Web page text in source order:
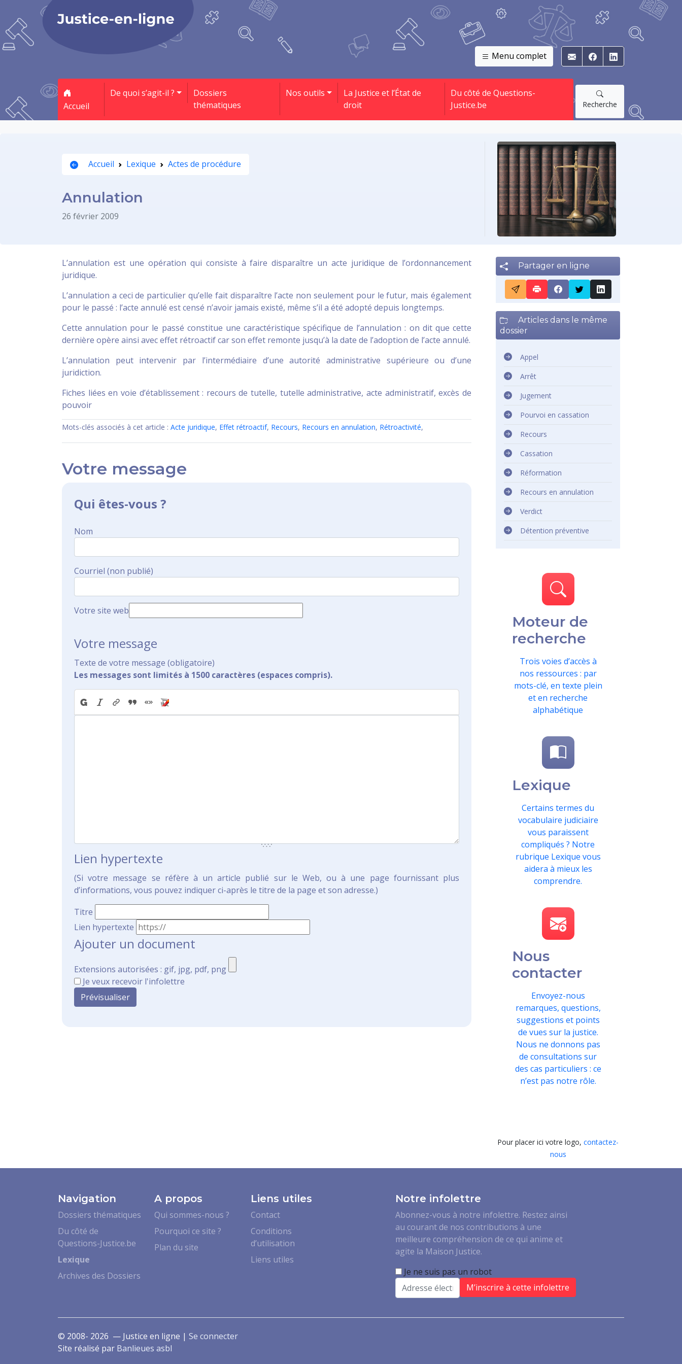
Menu complet E-mail Facebook
Accueil
De quoi s’agit-il ?
Dossiers
thématiques
Nos outils
La Justice et l’État de
droit
Du côté de Questions-
Justice.be
Recherche
Accueil Lexique Actes de procédure
Annulation
26 février 2009
L’annulation est une opération qui consiste à faire disparaître un acte juridique de l’ordonnancement
juridique.
L’annulation a ceci de particulier qu’elle fait disparaître l’acte non seulement pour le futur, mais également
pour le passé : l’acte annulé est censé n’avoir jamais existé, même s’il a été adopté depuis longtemps.
Cette annulation pour le passé constitue une caractéristique spécifique de l’annulation : on dit que cette
dernière opère ainsi avec effet rétroactif car son effet remonte jusqu’à la date de l’adoption de l’acte annulé.
L’annulation peut intervenir par l’intermédiaire d’une autorité administrative supérieure ou d’une
juridiction.
Fiches liées en voie d’établissement : recours de tutelle, tutelle administrative, acte administratif, excès de
pouvoir
Mots-clés associés à cet article : Acte juridique, Effet rétroactif, Recours, Recours en annulation, Rétroactivité,
Votre message
Qui êtes-vous ?
Nom
Courriel (non publié)
Votre site web
Votre message
Texte de votre message (obligatoire)
Les messages sont limités à 1500 caractères (espaces compris).
Lien hypertexte
(Si votre message se réfère à un article publié sur le Web, ou à une page fournissant plus
d’informations, vous pouvez indiquer ci-après le titre de la page et son adresse.)
Titre
Lien hypertexte
Ajouter un document
Extensions autorisées : gif, jpg, pdf, png
Je veux recevoir l'infolettre
Partager en ligne
Articles dans le même
dossier
Appel
Arrêt
Jugement
Pourvoi en cassation
Recours
Cassation
Réformation
Recours en annulation
Verdict
Détention préventive
Moteur de
recherche
Trois voies d’accès à
nos ressources : par
mots-clé, en texte plein
et en recherche
alphabétique
Lexique
Certains termes du
vocabulaire judiciaire
vous paraissent
compliqués ? Notre
rubrique Lexique vous
aidera à mieux les
comprendre.
Nous
contacter
Envoyez-nous
remarques, questions,
suggestions et points
de vues sur la justice.
Nous ne donnons pas
de consultations sur
des cas particuliers : ce
n’est pas notre rôle.
Pour placer ici votre logo, contactez-
nous
Navigation
Dossiers thématiques
Du côté de
Questions-Justice.be
Lexique
Archives des Dossiers
A propos
Qui sommes-nous ?
Pourquoi ce site ?
Plan du site
Liens utiles
Contact
Conditions
d’utilisation
Liens utiles
Notre infolettre
Abonnez-vous à notre infolettre. Restez ainsi
au courant de nos contributions à une
meilleure compréhension de ce qui anime et
agite la Maison Justice.
Je ne suis pas un robot
Email
© 2008- 2026 — Justice en ligne | Se connecter
Site réalisé par Banlieues asbl